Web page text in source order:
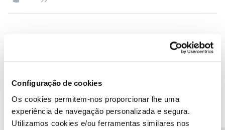
Configuração de cookies
Os cookies permitem-nos proporcionar lhe uma
experiência de navegação personalizada e segura.
Utilizamos cookies e/ou ferramentas similares nos
Forum|Forum|3 years ago
Pois deveria ficar, mas só fica se eu a seleccionar na altura da
compra o que não consegui fazer porque os menus não
aparecem.